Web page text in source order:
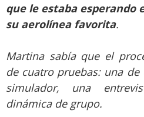
que le estaba esperando
su aerolínea favorita.
Martina sabía que el
de cuatro pruebas: una
simulador, una
dinámica de grupo.